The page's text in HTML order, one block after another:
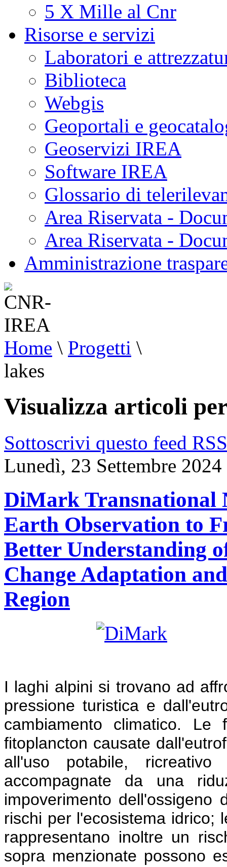
5 X Mille al Cnr
Risorse e servizi
Laboratori e
Biblioteca
Webgis
Geoportali e
Geoservizi IREA
Software IREA
Glossario di
Area Riservata -
Area Riservata -
Amministrazione
Home \ Progetti \
lakes
Visualizza articoli
Sottoscrivi questo feed RSS
Lunedì, 23 Settembre
DiMark
Earth Observation to
Better Understanding
Change Adaptation
Region
I laghi alpini si trovano ad
pressione turistica e
cambiamento climatico.
fitoplancton causate
all'uso potabile,
accompagnate da una
impoverimento dell'ossigeno
rischi per l'ecosistema idrico;
rappresentano inoltre un
sopra menzionate possono